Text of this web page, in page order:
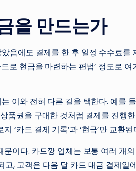
을 만드는가
음에도 결제를 한 후 일정 수수료를
로 현금을 마련하는 편법’ 정도로
이와 전혀 다른 길을 택한다. 예를
품권을 구매한 것처럼 결제를 진행
‘카드 결제 기록’과 ‘현금’만 교환된
문이다. 카드깡 업체는 보통 여러 개
, 고객은 다음 달 카드 대금 결제일